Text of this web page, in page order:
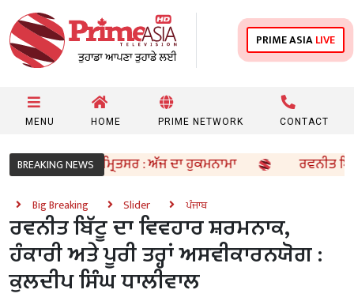
PRIME ASIALIVE
MENU HOME PRIME NETWORK CONTACT
BREAKING NEWS
ਸ੍ਰੀ ਅੰਮ੍ਰਿਤਸਰ : ਅੱਜ ਦਾ ਹੁਕਮਨਾਮਾ ਰਵਨੀਤ ਬਿੱਟੂ ਦਾ
Big Breaking Slider ਪੰਜਾਬ
ਰਵਨੀਤ ਬਿੱਟੂ ਦਾ ਵਿਵਹਾਰ ਸ਼ਰਮਨਾਕ,
ਹੰਕਾਰੀ ਅਤੇ ਪੂਰੀ ਤਰ੍ਹਾਂ ਅਸਵੀਕਾਰਨਯੋਗ :
ਕੁਲਦੀਪ ਸਿੰਘ ਧਾਲੀਵਾਲ